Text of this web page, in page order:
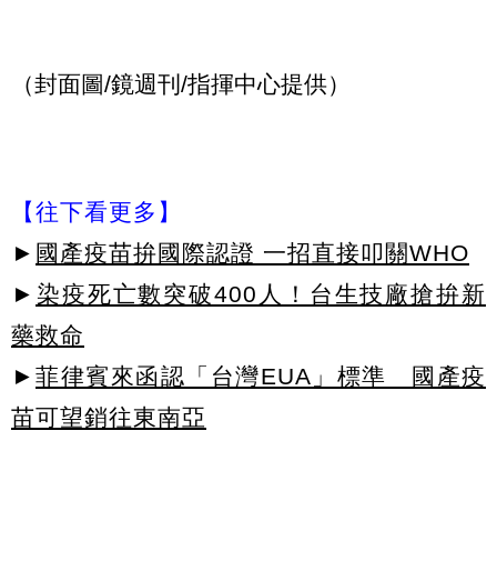
（封面圖/鏡週刊/指揮中心提供）
【往下看更多】
► 國產疫苗拚國際認證 一招直接叩關WHO
► 染疫死亡數突破400人！台生技廠搶拚新
藥救命
► 菲律賓來函認「台灣EUA」標準 國產疫
苗可望銷往東南亞